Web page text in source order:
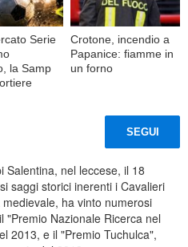
Serie
la Samp
Crotone, incendio a
Papanice: fiamme in
un forno
SEGUI
Salentina, nel leccese, il 18
saggi storici inerenti i Cavalieri
ha vinto numerosi
"Premio Nazionale Ricerca nel
2013, e il "Premio Tuchulca",